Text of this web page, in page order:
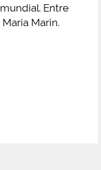
Entre
Marin.